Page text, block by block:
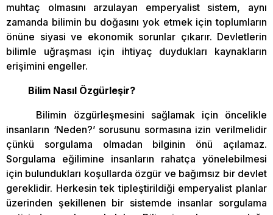
muhtaç olmasını arzulayan emperyalist sistem, aynı
zamanda bilimin bu doğasını yok etmek için toplumların
önüne siyasi ve ekonomik sorunlar çıkarır. Devletlerin
bilimle uğraşması için ihtiyaç duydukları kaynakların
erişimini engeller.
Bilim Nasıl Özgürleşir?
Bilimin özgürleşmesini sağlamak için öncelikle
insanların ‘Neden?’ sorusunu sormasına izin verilmelidir
çünkü sorgulama olmadan bilginin önü açılamaz.
Sorgulama eğilimine insanların rahatça yönelebilmesi
için bulundukları koşullarda özgür ve bağımsız bir devlet
gereklidir. Herkesin tek tipleştirildiği emperyalist planlar
üzerinden şekillenen bir sistemde insanlar sorgulama